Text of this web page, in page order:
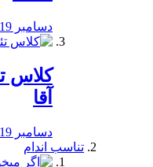
دسامبر 19, 2019
آقا
دسامبر 19, 2019
تناسب اندام